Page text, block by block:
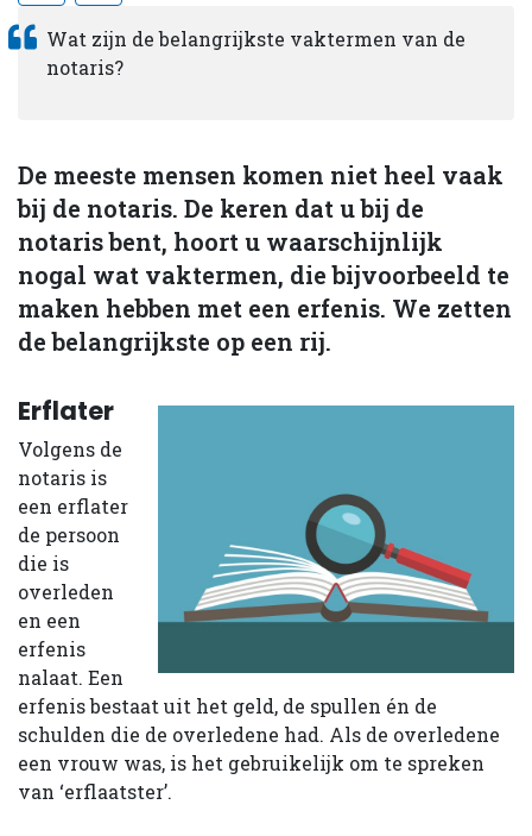
Wat zijn de belangrijkste vaktermen van de
notaris?
De meeste mensen komen niet heel vaak
bij de notaris. De keren dat u bij de
notaris bent, hoort u waarschijnlijk
nogal wat vaktermen, die bijvoorbeeld te
maken hebben met een erfenis. We zetten
de belangrijkste op een rij.
Erflater
Volgens de
notaris is
een erflater
de persoon
die is
overleden
en een
erfenis
nalaat. Een
erfenis bestaat uit het geld, de spullen én de
schulden die de overledene had. Als de overledene
een vrouw was, is het gebruikelijk om te spreken
van ‘erflaatster’.